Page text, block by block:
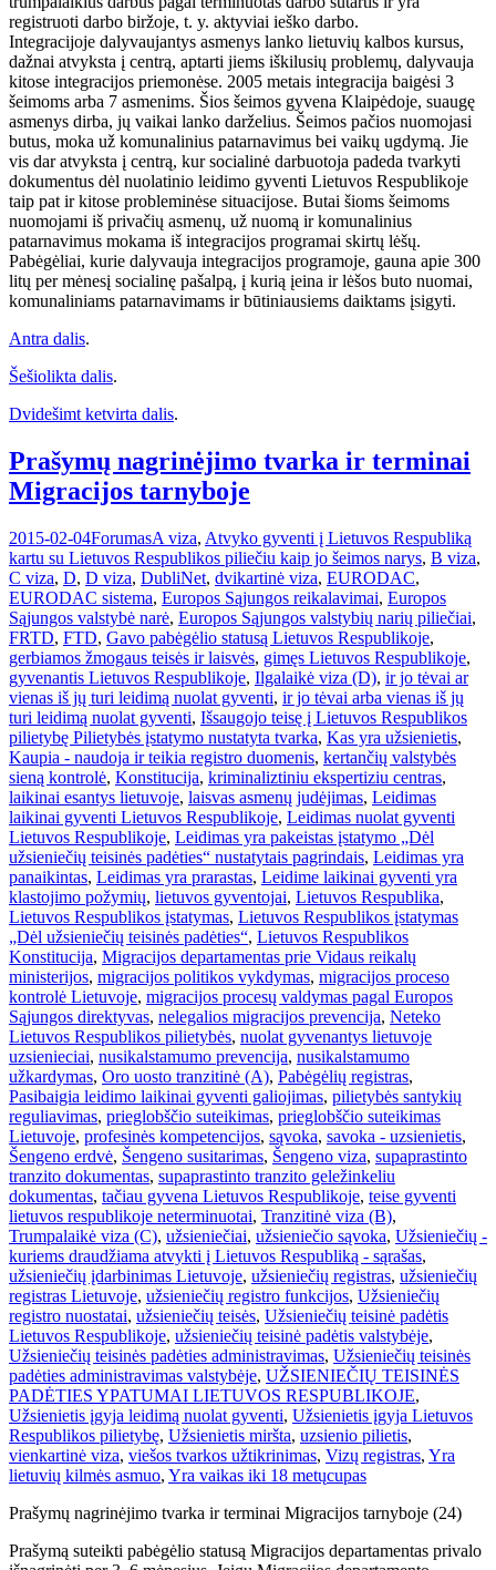
registruoti darbo biržoje, t. y. aktyviai ieško darbo.
Integracijoje dalyvaujantys asmenys lanko lietuvių kalbos kursus,
dažnai atvyksta į centrą, aptarti jiems iškilusių problemų, dalyvauja
kitose integracijos priemonėse. 2005 metais integracija baigėsi 3
šeimoms arba 7 asmenims. Šios šeimos gyvena Klaipėdoje, suaugę
asmenys dirba, jų vaikai lanko darželius. Šeimos pačios nuomojasi
butus, moka už komunalinius patarnavimus bei vaikų ugdymą. Jie
vis dar atvyksta į centrą, kur socialinė darbuotoja padeda tvarkyti
dokumentus dėl nuolatinio leidimo gyventi Lietuvos Respublikoje
taip pat ir kitose probleminėse situacijose. Butai šioms šeimoms
nuomojami iš privačių asmenų, už nuomą ir komunalinius
patarnavimus mokama iš integracijos programai skirtų lėšų.
Pabėgėliai, kurie dalyvauja integracijos programoje, gauna apie 300
litų per mėnesį socialinę pašalpą, į kurią įeina ir lėšos buto nuomai,
komunaliniams patarnavimams ir būtiniausiems daiktams įsigyti.
Antra dalis.
Šešiolikta dalis.
Dvidešimt ketvirta dalis.
Prašymų nagrinėjimo tvarka ir terminai
Migracijos tarnyboje
2015-02-04ForumasA viza, Atvyko gyventi į Lietuvos Respubliką
kartu su Lietuvos Respublikos piliečiu kaip jo šeimos narys, B viza,
C viza, D, D viza, DubliNet, dvikartinė viza, EURODAC,
EURODAC sistema, Europos Sąjungos reikalavimai, Europos
Sąjungos valstybė narė, Europos Sąjungos valstybių narių piliečiai,
FRTD, FTD, Gavo pabėgėlio statusą Lietuvos Respublikoje,
gerbiamos žmogaus teisės ir laisvės, gimęs Lietuvos Respublikoje,
gyvenantis Lietuvos Respublikoje, Ilgalaikė viza (D), ir jo tėvai ar
vienas iš jų turi leidimą nuolat gyventi, ir jo tėvai arba vienas iš jų
turi leidimą nuolat gyventi, Išsaugojo teisę į Lietuvos Respublikos
pilietybę Pilietybės įstatymo nustatyta tvarka, Kas yra užsienietis,
Kaupia - naudoja ir teikia registro duomenis, kertančių valstybės
sieną kontrolė, Konstitucija, kriminaliztiniu ekspertiziu centras,
laikinai esantys lietuvoje, laisvas asmenų judėjimas, Leidimas
laikinai gyventi Lietuvos Respublikoje, Leidimas nuolat gyventi
Lietuvos Respublikoje, Leidimas yra pakeistas įstatymo „Dėl
užsieniečių teisinės padėties“ nustatytais pagrindais, Leidimas yra
panaikintas, Leidimas yra prarastas, Leidime laikinai gyventi yra
klastojimo požymių, lietuvos gyventojai, Lietuvos Respublika,
Lietuvos Respublikos įstatymas, Lietuvos Respublikos įstatymas
„Dėl užsieniečių teisinės padėties“, Lietuvos Respublikos
Konstitucija, Migracijos departamentas prie Vidaus reikalų
ministerijos, migracijos politikos vykdymas, migracijos proceso
kontrolė Lietuvoje, migracijos procesų valdymas pagal Europos
Sąjungos direktyvas, nelegalios migracijos prevencija, Neteko
Lietuvos Respublikos pilietybės, nuolat gyvenantys lietuvoje
uzsienieciai, nusikalstamumo prevencija, nusikalstamumo
užkardymas, Oro uosto tranzitinė (A), Pabėgėlių registras,
Pasibaigia leidimo laikinai gyventi galiojimas, pilietybės santykių
reguliavimas, prieglobščio suteikimas, prieglobščio suteikimas
Lietuvoje, profesinės kompetencijos, sąvoka, savoka - uzsienietis,
Šengeno erdvė, Šengeno susitarimas, Šengeno viza, supaprastinto
tranzito dokumentas, supaprastinto tranzito geležinkeliu
dokumentas, tačiau gyvena Lietuvos Respublikoje, teise gyventi
lietuvos respublikoje neterminuotai, Tranzitinė viza (B),
Trumpalaikė viza (C), užsieniečiai, užsieniečio sąvoka, Užsieniečių -
kuriems draudžiama atvykti į Lietuvos Respubliką - sąrašas,
užsieniečių įdarbinimas Lietuvoje, užsieniečių registras, užsieniečių
registras Lietuvoje, užsieniečių registro funkcijos, Užsieniečių
registro nuostatai, užsieniečių teisės, Užsieniečių teisinė padėtis
Lietuvos Respublikoje, užsieniečių teisinė padėtis valstybėje,
Užsieniečių teisinės padėties administravimas, Užsieniečių teisinės
padėties administravimas valstybėje, UŽSIENIEČIŲ TEISINĖS
PADĖTIES YPATUMAI LIETUVOS RESPUBLIKOJE,
Užsienietis įgyja leidimą nuolat gyventi, Užsienietis įgyja Lietuvos
Respublikos pilietybę, Užsienietis miršta, uzsienio pilietis,
vienkartinė viza, viešos tvarkos užtikrinimas, Vizų registras, Yra
lietuvių kilmės asmuo, Yra vaikas iki 18 metųcupas
Prašymų nagrinėjimo tvarka ir terminai Migracijos tarnyboje (24)
Prašymą suteikti pabėgėlio statusą Migracijos departamentas privalo